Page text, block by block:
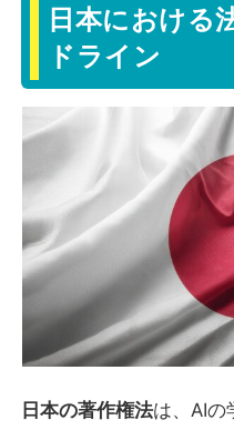
日本における
ドライン
日本の著作権法は、AIの